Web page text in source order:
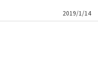
2019/1/14